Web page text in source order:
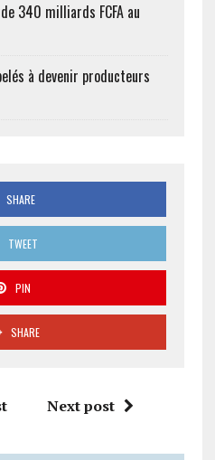
340 milliards FCFA au
à devenir producteurs
SHARE
TWEET
PIN
SHARE
Next post